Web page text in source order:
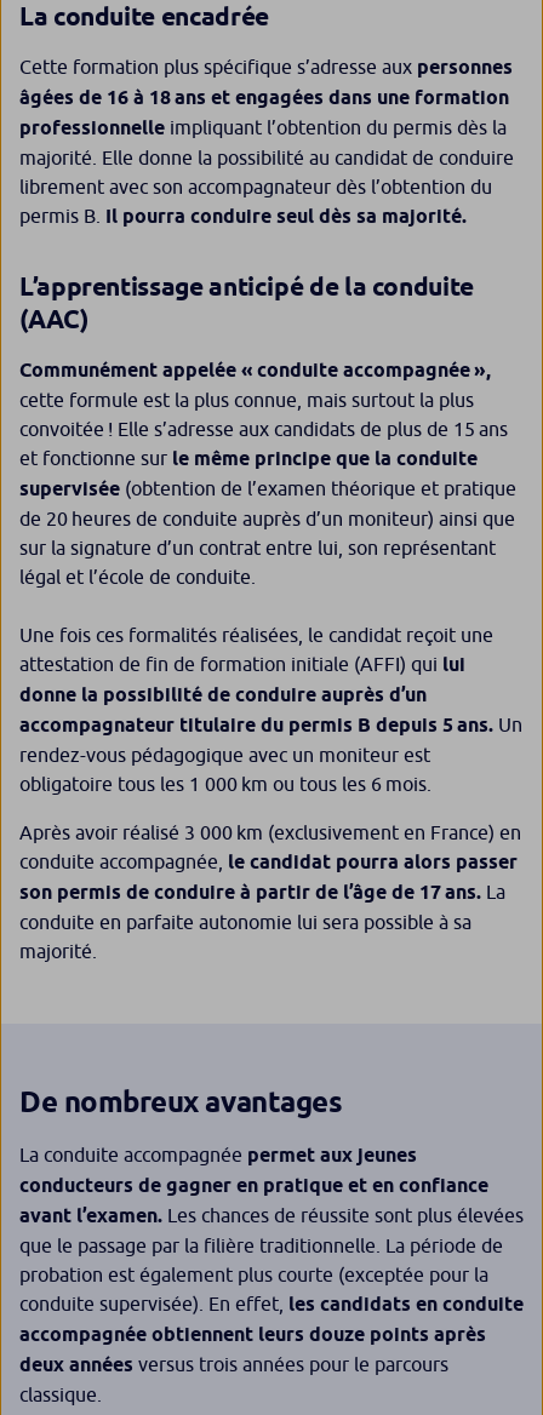
La conduite encadrée
Cette formation plus spécifique s’adresse aux personnes
âgées de 16 à 18 ans et engagées dans une formation
professionnelle impliquant l’obtention du permis dès la
majorité. Elle donne la possibilité au candidat de conduire
librement avec son accompagnateur dès l’obtention du
permis B. Il pourra conduire seul dès sa majorité.
L’apprentissage anticipé de la conduite
(AAC)
Communément appelée « conduite accompagnée »,
cette formule est la plus connue, mais surtout la plus
convoitée ! Elle s’adresse aux candidats de plus de 15 ans
et fonctionne sur le même principe que la conduite
supervisée (obtention de l’examen théorique et pratique
de 20 heures de conduite auprès d’un moniteur) ainsi que
sur la signature d’un contrat entre lui, son représentant
légal et l’école de conduite.
Une fois ces formalités réalisées, le candidat reçoit une
attestation de fin de formation initiale (AFFI) qui lui
donne la possibilité de conduire auprès d’un
accompagnateur titulaire du permis B depuis 5 ans. Un
rendez-vous pédagogique avec un moniteur est
obligatoire tous les 1 000 km ou tous les 6 mois.
Après avoir réalisé 3 000 km (exclusivement en France) en
conduite accompagnée, le candidat pourra alors passer
son permis de conduire à partir de l’âge de 17 ans. La
conduite en parfaite autonomie lui sera possible à sa
majorité.
De nombreux avantages
La conduite accompagnée permet aux jeunes
conducteurs de gagner en pratique et en confiance
avant l’examen. Les chances de réussite sont plus élevées
que le passage par la filière traditionnelle. La période de
probation est également plus courte (exceptée pour la
conduite supervisée). En effet, les candidats en conduite
accompagnée obtiennent leurs douze points après
deux années versus trois années pour le parcours
classique.